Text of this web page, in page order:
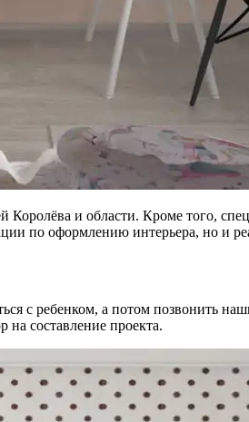
Королёва и области. Кроме того,
по оформлению интерьера, но и
с ребенком, а потом позвонить
составление проекта.